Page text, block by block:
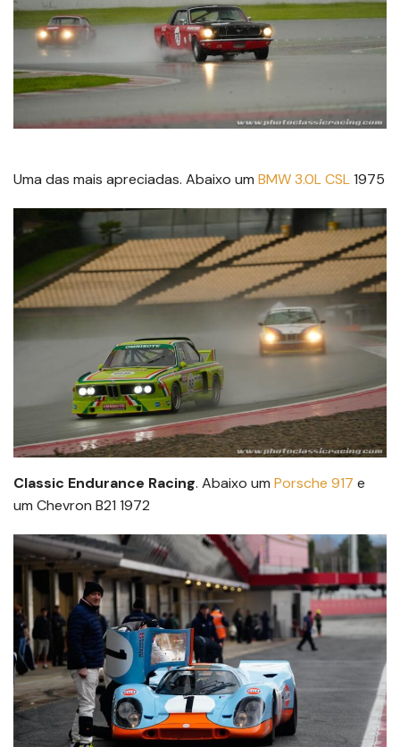
Uma das mais apreciadas. Abaixo um BMW 3.0L CSL1975
Classic Endurance Racing. Abaixo um Porsche 917 e
um Chevron B21 1972